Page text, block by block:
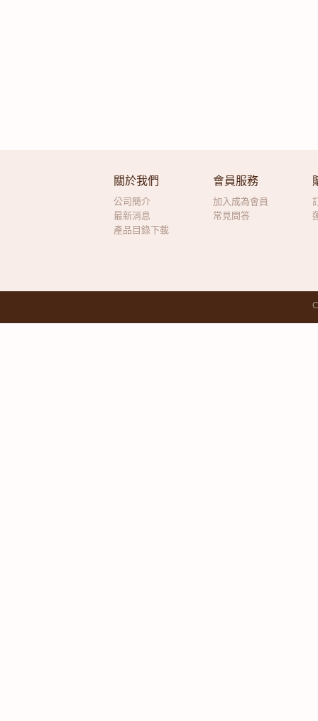
關於我們
公司簡介
最新消息
產品目錄下載
會員服務
加入成為會員
常見問答